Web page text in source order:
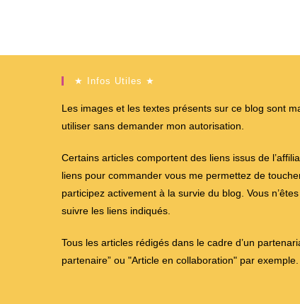
★ Infos Utiles ★
Les images et les textes présents sur ce blog sont
utiliser sans demander mon autorisation.
Certains articles comportent des liens issus de
liens pour commander vous me permettez de
participez activement à la survie du blog. Vous
suivre les liens indiqués.
Tous les articles rédigés dans le cadre d’un
partenaire” ou "Article en collaboration" par exemple.